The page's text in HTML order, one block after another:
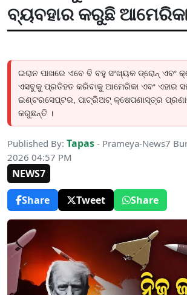
ବ୍ୟବହାର କରୁଛି
ଇରାନ ପାଖରେ ଏବେ ବି ବହୁ ସଂଖ୍ୟକ ଡ୍ରୋନ୍ ଏବଂ
ଏସବୁକୁ ପ୍ରତିହତ କରିବାକୁ ଆମେରିକା ଏବଂ ଏହାର
ଇଣ୍ଟରସେପ୍ଟର, ପାଟ୍ରିଅଟ୍ କ୍ଷେପଣାସ୍ତ୍ର
କରୁଛନ୍ତି ।
Published By: Tapas - Prameya-News7
2026 04:57 PM
NEWS7
Share
Tweet Share